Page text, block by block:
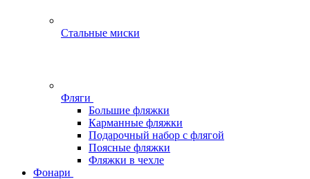
Стальные миски
Фляги
Большие фляжки
Карманные фляжки
Подарочный набор с флягой
Поясные фляжки
Фляжки в чехле
Фонари